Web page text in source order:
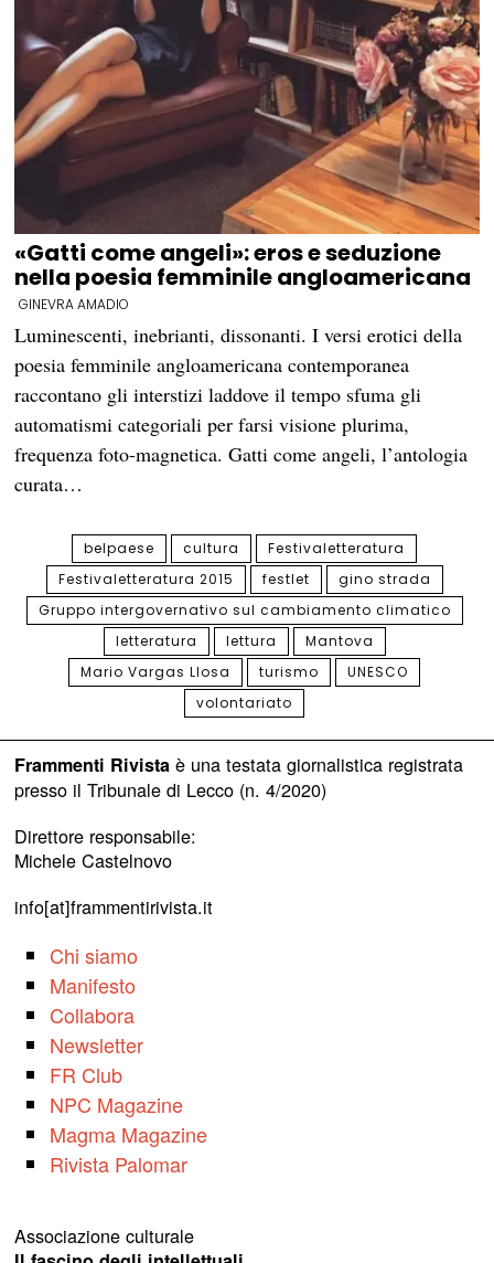
«Gatti come angeli»: eros e seduzione
nella poesia femminile angloamericana
GINEVRA AMADIO
Luminescenti, inebrianti, dissonanti. I versi erotici della
poesia femminile angloamericana contemporanea
raccontano gli interstizi laddove il tempo sfuma gli
automatismi categoriali per farsi visione plurima,
frequenza foto-magnetica. Gatti come angeli, l’antologia
curata…
belpaese cultura
Festivaletteratura
Festivaletteratura 2015
festlet
gino strada
Gruppo intergovernativo sul cambiamento climatico
letteratura
lettura
Mantova
Mario Vargas Llosa
turismo
UNESCO
volontariato
Frammenti Rivistaè una testata giornalistica registrata
presso il Tribunale di Lecco (n. 4/2020)
Direttore responsabile:
Michele Castelnovo
info[at]frammentirivista.it
Chi siamo
Manifesto
Collabora
Newsletter
FR Club
NPC Magazine
Magma Magazine
Rivista Palomar
Associazione culturale